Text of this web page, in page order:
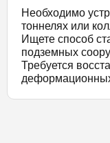
Необходимо
тоннелях или
Ищете способ
подземных
Требуется